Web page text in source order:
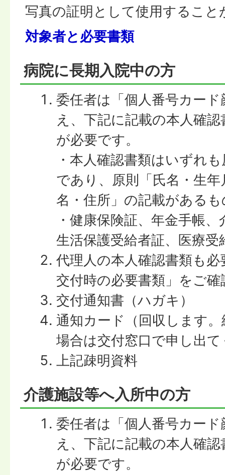
写真の証明として使用すること
対象者と必要書類
病院に長期入院中の方
委任者は「個人番号カー
え、下記に記載の本人確
が必要です。
・本人確認書類はいずれ
であり、原則「氏名・生
名・住所」の記載がある
・健康保険証、年金手帳
生活保護受給者証、医療
代理人の本人確認書類も
交付時の必要書類」をご
交付通知書（ハガキ）
通知カード（回収します
場合は交付窓口で申し出
上記疎明資料
介護施設等へ入所中の方
委任者は「個人番号カー
え、下記に記載の本人確
が必要です。